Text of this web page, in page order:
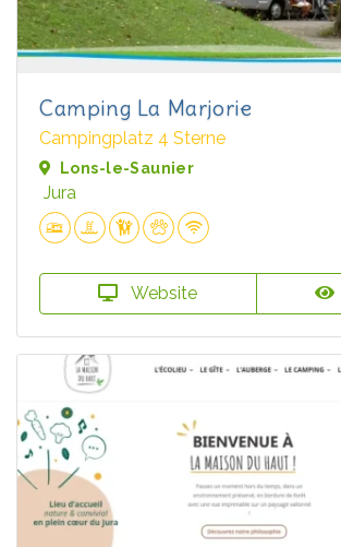
Camping La Marjorie
Campingplatz 4 Sterne
Lons-le-Saunier
Jura
Website